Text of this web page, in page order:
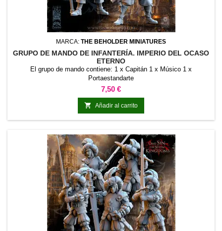
MARCA: THE BEHOLDER MINIATURES
GRUPO DE MANDO DE INFANTERÍA. IMPERIO DEL OCASO
ETERNO
El grupo de mando contiene: 1 x Capitán 1 x Músico 1 x
Portaestandarte
Precio
7,50 €
 Añadir al carrito